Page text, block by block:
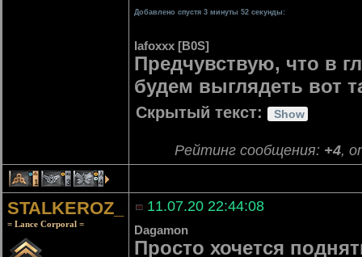
Добавлено спустя 3 минуты 52 секунды:
lafoxxx [B0S]
Предчувствую, что в
будем выглядеть вот
Скрытый текст:
Рейтинг сообщения: +4,
1 3 4
STALKEROZ_
= Lance Corporal =
11.07.20 22:44:08
Dagamon
Просто хочется